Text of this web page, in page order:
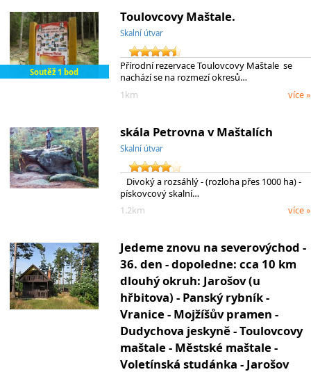
Soutěž 1 bod
Toulovcovy Maštale.
Skalní útvar
Přírodní rezervace Toulovcovy Maštale se
nachází se na rozmezí okresů…
1km
více »
skála Petrovna v Maštalích
Skalní útvar
Divoký a rozsáhlý - (rozloha přes 1000 ha) -
pískovcový skalní…
1.2km
více »
Jedeme znovu na severovýchod -
36. den - dopoledne: cca 10 km
dlouhý okruh: Jarošov (u
hřbitova) - Panský rybník -
Vranice - Mojžíšův pramen -
Dudychova jeskyně - Toulovcovy
maštale - Městské maštale -
Voletínská studánka - Jarošov